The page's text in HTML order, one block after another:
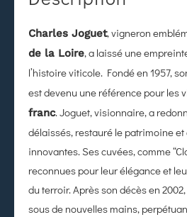
Charles Joguet, vigneron
de la Loire, a laissé une
l’histoire viticole. Fondé en 1957,
est devenu une référence pour les
franc. Joguet, visionnaire, a
délaissés, restauré le patrimoine
innovantes. Ses cuvées, comme
reconnues pour leur élégance et
du terroir. Après son décès en
sous de nouvelles mains,